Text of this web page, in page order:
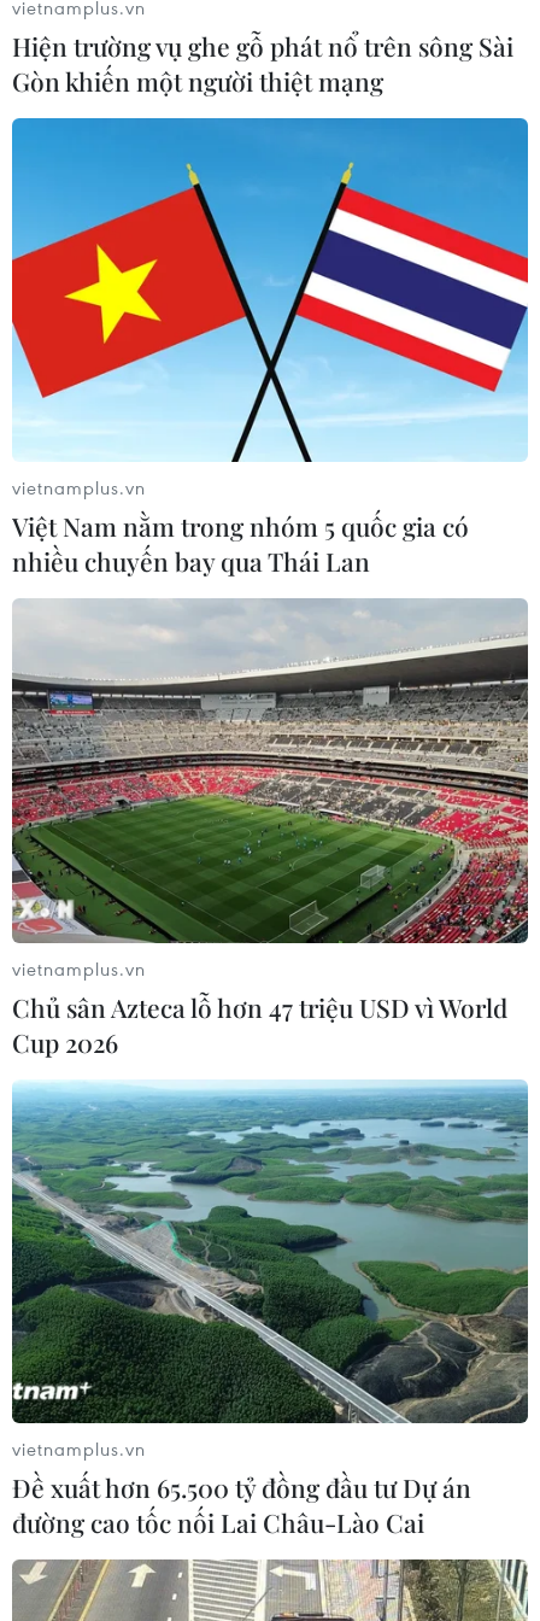
Ronaldo ghi bàn góp công giúp
Manchester United giành chiến thắng
16/09/2022 01:47
Ronaldo đã chấm dứt chuỗi 7 trận "tịt ngòi" để góp công
giúp M.U thắng trận đầu ở Europa League mùa này,
trong khi Lazio đã phải nếm trái đắng khi thảm bại 1-5
trên sân của Midtjylland.
vietnamplus.vn
Hiện trường vụ ghe gỗ phát nổ trên sông Sài
Gòn khiến một người thiệt mạng
vietnamplus.vn
Việt Nam nằm trong nhóm 5 quốc gia có
nhiều chuyến bay qua Thái Lan
vietnamplus.vn
Chủ sân Azteca lỗ hơn 47 triệu USD vì World
Cup 2026
vietnamplus.vn
Đề xuất hơn 65.500 tỷ đồng đầu tư Dự án
đường cao tốc nối Lai Châu-Lào Cai